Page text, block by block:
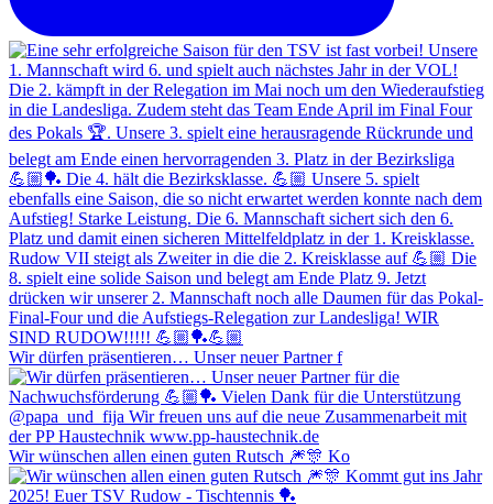
Wir dürfen präsentieren… Unser neuer Partner f
Wir wünschen allen einen guten Rutsch 🎆🎊 Ko